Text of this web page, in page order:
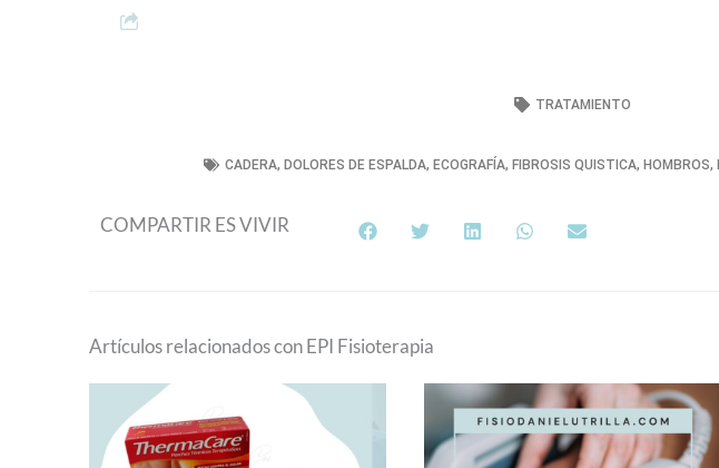
TRATAMIENTO
CADERA, DOLORES DE ESPALDA, ECOGRAFÍA, FIBROSIS QUISTICA, HOMBROS,
COMPARTIR ES VIVIR
Artículos relacionados con EPI Fisioterapia